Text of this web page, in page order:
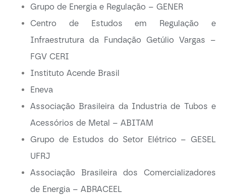
Grupo de Energia e Regulação – GENER
Centro de Estudos em Regulação e
Infraestrutura da Fundação Getúlio Vargas –
FGV CERI
Instituto Acende Brasil
Eneva
Associação Brasileira da Industria de Tubos e
Acessórios de Metal – ABITAM
Grupo de Estudos do Setor Elétrico – GESEL
UFRJ
Associação Brasileira dos Comercializadores
de Energia – ABRACEEL